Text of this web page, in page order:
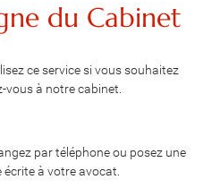
du Cabinet
ce service si vous souhaitez
vous à notre cabinet.
par téléphone ou posez une
à votre avocat.